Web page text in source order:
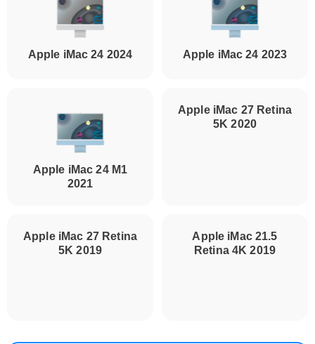
Apple iMac 24 2024 Apple iMac 24 2023
Apple iMac 24 M1
2021
Apple iMac 27 Retina
5K 2020
Apple iMac 27 Retina
5K 2019
Apple iMac 21.5
Retina 4K 2019